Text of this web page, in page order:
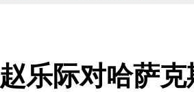
赵乐际对哈萨